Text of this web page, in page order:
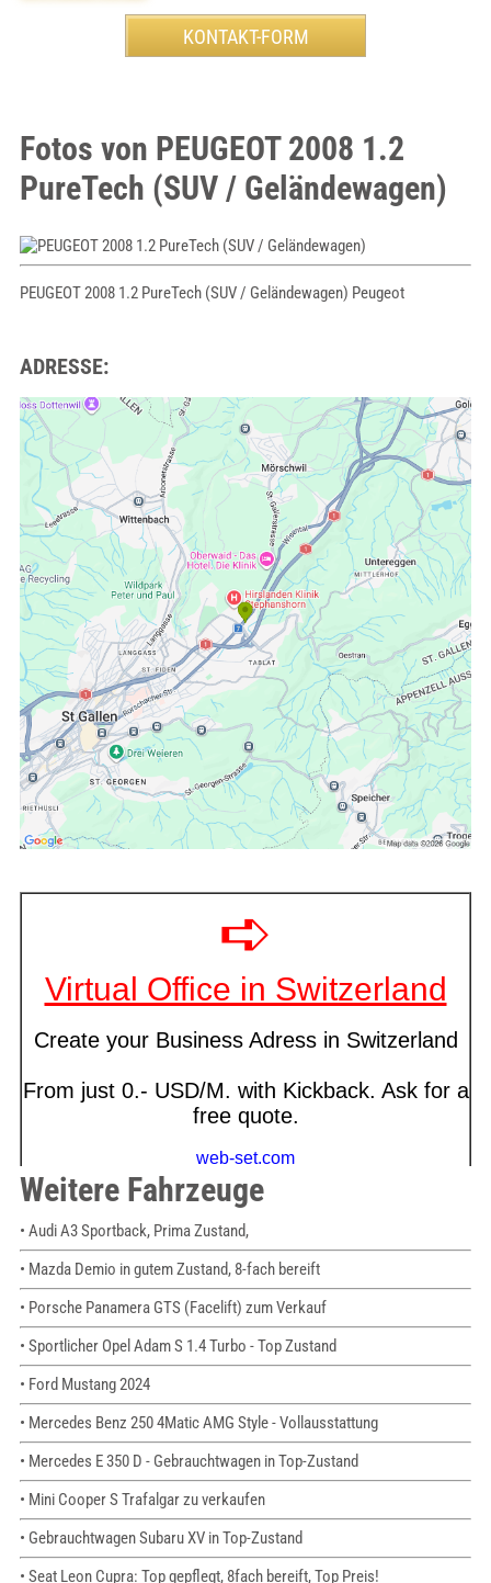
Fotos von PEUGEOT 2008 1.2
PureTech (SUV / Geländewagen)
PEUGEOT 2008 1.2 PureTech (SUV / Geländewagen) Peugeot
ADRESSE:
Weitere Fahrzeuge
• Audi A3 Sportback, Prima Zustand,
• Mazda Demio in gutem Zustand, 8-fach bereift
• Porsche Panamera GTS (Facelift) zum Verkauf
• Sportlicher Opel Adam S 1.4 Turbo - Top Zustand
• Ford Mustang 2024
• Mercedes Benz 250 4Matic AMG Style - Vollausstattung
• Mercedes E 350 D - Gebrauchtwagen in Top-Zustand
• Mini Cooper S Trafalgar zu verkaufen
• Gebrauchtwagen Subaru XV in Top-Zustand
• Seat Leon Cupra: Top gepflegt, 8fach bereift, Top Preis!